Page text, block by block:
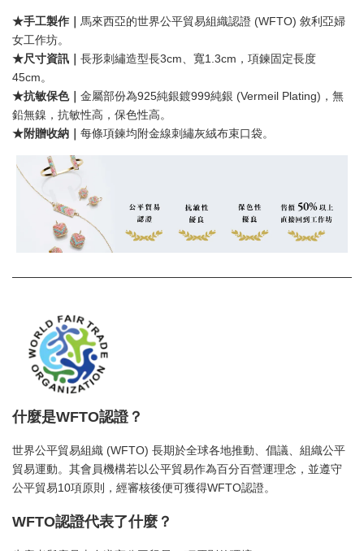
★手工製作｜ 馬來西亞的世界公平貿易組織認證 (WFTO) 敘利亞婦
女工作坊。
★尺寸資訊｜ 長形刺繡造型長3cm、寬1.3cm，項鍊固定長度
45cm。
★抗敏保色｜ 金屬部份為925純銀鍍999純銀 (Vermeil Plating)，無
鉛無鎳，抗敏性高，保色性高。
★附贈收納
每條項鍊均附金線刺繡灰絨布束口袋。
什麼是WFTO認證？
世界公平貿易組織 (WFTO) 長期於全球各地推動、倡議、組織公平
貿易運動。其會員機構若以公平貿易作為百分百營運理念，並遵守
公平貿易10項原則，經審核後便可獲得WFTO認證。
WFTO認證代表了什麼？